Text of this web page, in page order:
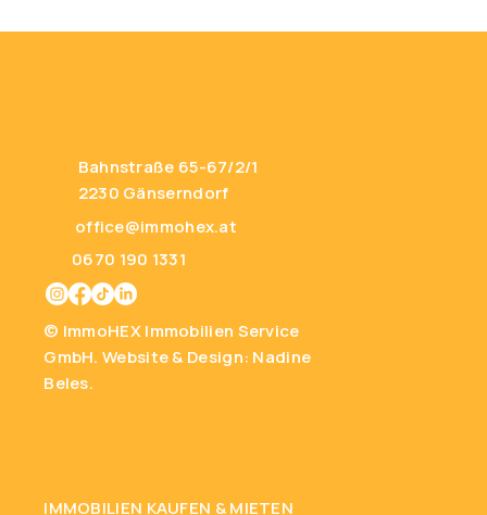
Bahnstraße 65-67/2/1
2230 Gänserndorf
office@immohex.at
0670 190 1331
© ImmoHEX Immobilien Service
GmbH.Website & Design: Nadine
Beles.
IMMOBILIEN KAUFEN & MIETEN